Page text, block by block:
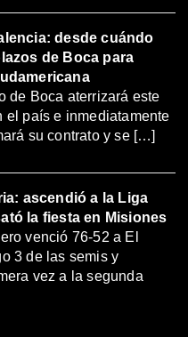
desde cuándo
de Boca para
de Boca aterrizará este
el país e inmediatamente
su contrato y se […]
ascendió a la Liga
la fiesta en Misiones
venció 76-52 a El
3 de las semis y
vez a la segunda